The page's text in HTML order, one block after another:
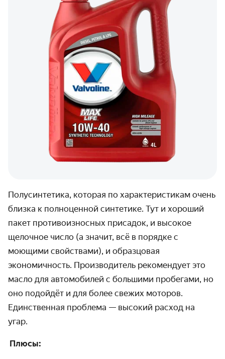
Полусинтетика, которая по характеристикам очень
близка к полноценной синтетике. Тут и хороший
пакет противоизносных присадок, и высокое
щелочное число (а значит, всё в порядке с
моющими свойствами), и образцовая
экономичность. Производитель рекомендует это
масло для автомобилей с большими пробегами, но
оно подойдёт и для более свежих моторов.
Единственная проблема — высокий расход на
угар.
Плюсы: